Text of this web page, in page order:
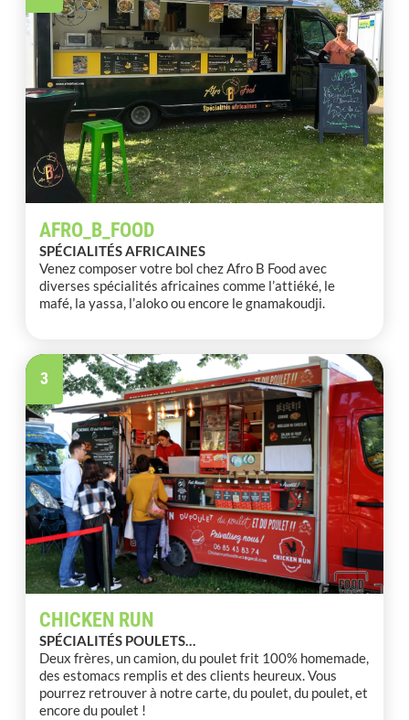
AFRO_B_FOOD
SPÉCIALITÉS AFRICAINES
Venez composer votre bol chez Afro B Food avec
diverses spécialités africaines comme l’attiéké, le
mafé, la yassa, l’aloko ou encore le gnamakoudji.
3
CHICKEN RUN
SPÉCIALITÉS POULETS…
Deux frères, un camion, du poulet frit 100% homemade,
des estomacs remplis et des clients heureux. Vous
pourrez retrouver à notre carte, du poulet, du poulet, et
encore du poulet !